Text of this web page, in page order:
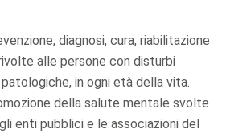
diagnosi, cura, riabilitazione
alle persone con disturbi
in ogni età della vita.
della salute mentale svolte
enti pubblici e le associazioni del